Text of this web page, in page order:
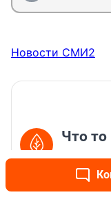
Новости СМИ2
Что то
2 729